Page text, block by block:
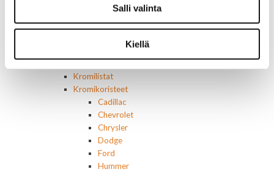
Salli valinta
Kiellä
Ulkopuolen varusteet ja ehostus
Kromilistat
Kromikoristeet
Cadillac
Chevrolet
Chrysler
Dodge
Ford
Hummer